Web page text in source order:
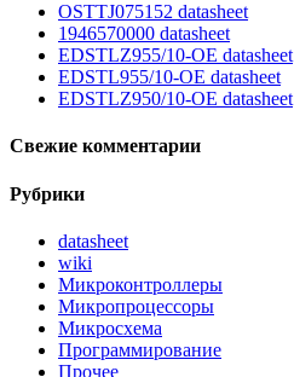
OSTTJ075152 datasheet
1946570000 datasheet
EDSTLZ955/10-OE datasheet
EDSTL955/10-OE datasheet
EDSTLZ950/10-OE datasheet
Свежие комментарии
Рубрики
datasheet
wiki
Микроконтроллеры
Микропроцессоры
Микросхема
Программирование
Прочее